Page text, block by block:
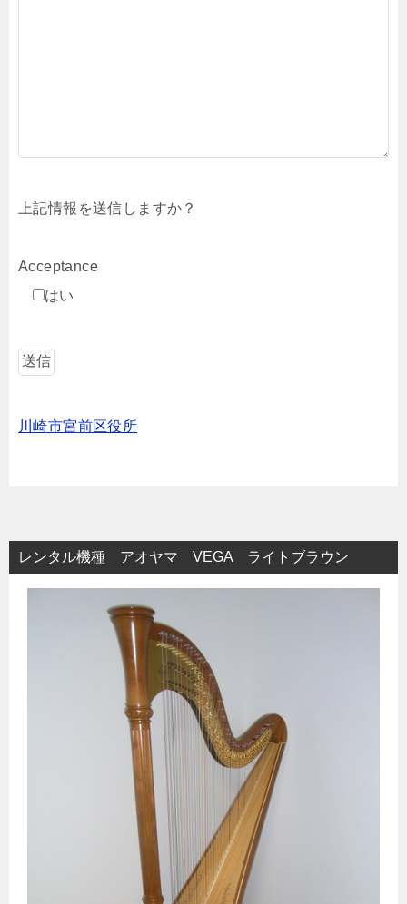
上記情報を送信しますか？
Acceptance
はい
川崎市宮前区役所
レンタル機種 アオヤマ VEGA ライトブラウン